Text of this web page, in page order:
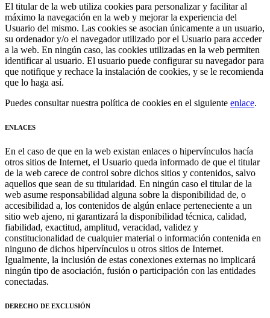
El titular de la web utiliza cookies para personalizar y facilitar al
máximo la navegación en la web y mejorar la experiencia del
Usuario del mismo. Las cookies se asocian únicamente a un usuario,
su ordenador y/o el navegador utilizado por el Usuario para acceder
a la web. En ningún caso, las cookies utilizadas en la web permiten
identificar al usuario. El usuario puede configurar su navegador para
que notifique y rechace la instalación de cookies, y se le recomienda
que lo haga así.
Puedes consultar nuestra política de cookies en el siguiente enlace.
ENLACES
En el caso de que en la web existan enlaces o hipervínculos hacía
otros sitios de Internet, el Usuario queda informado de que el titular
de la web carece de control sobre dichos sitios y contenidos, salvo
aquellos que sean de su titularidad. En ningún caso el titular de la
web asume responsabilidad alguna sobre la disponibilidad de, o
accesibilidad a, los contenidos de algún enlace perteneciente a un
sitio web ajeno, ni garantizará la disponibilidad técnica, calidad,
fiabilidad, exactitud, amplitud, veracidad, validez y
constitucionalidad de cualquier material o información contenida en
ninguno de dichos hipervínculos u otros sitios de Internet.
Igualmente, la inclusión de estas conexiones externas no implicará
ningún tipo de asociación, fusión o participación con las entidades
conectadas.
DERECHO DE EXCLUSIÓN